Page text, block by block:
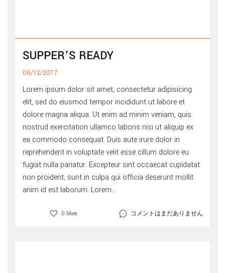
SUPPER’S READY
06/12/2017
Lorem ipsum dolor sit amet, consectetur adipisicing
elit, sed do eiusmod tempor incididunt ut labore et
dolore magna aliqua. Ut enim ad minim veniam, quis
nostrud exercitation ullamco laboris nisi ut aliquip ex
ea commodo consequat. Duis aute irure dolor in
reprehenderit in voluptate velit esse cillum dolore eu
fugiat nulla pariatur. Excepteur sint occaecat cupidatat
non proident, sunt in culpa qui officia deserunt mollit
anim id est laborum. Lorem...
0 likes コメントはまだありません